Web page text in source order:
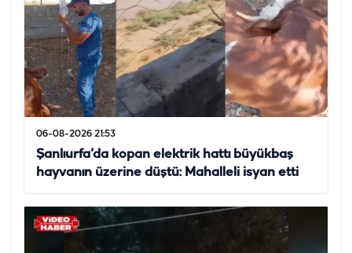
06-08-2026 21:53
Şanlıurfa’da kopan elektrik hattı büyükbaş
hayvanın üzerine düştü: Mahalleli isyan etti